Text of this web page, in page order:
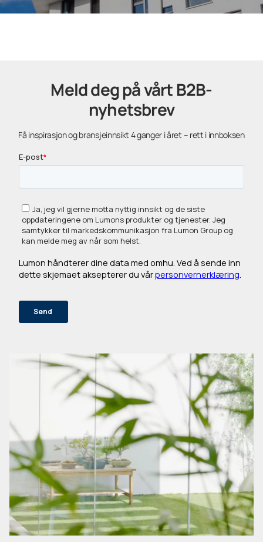
Meld deg på vårt B2B-
nyhetsbrev
Få inspirasjon og bransjeinnsikt 4 ganger i året – rett i innboksen